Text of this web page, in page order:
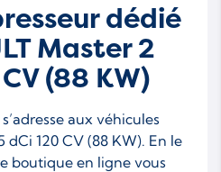
dédié
Master 2
(88 KW)
aux véhicules
dCi 120 CV (88 KW). En le
boutique en ligne vous